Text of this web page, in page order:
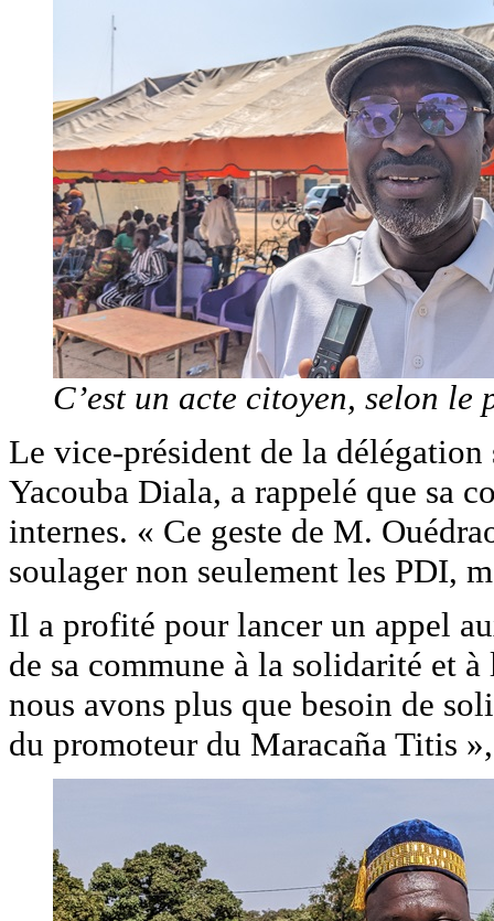
C’est un acte citoyen, selon le
Le vice-président de la
Yacouba Diala, a rappelé que sa
internes. « Ce geste de M.
soulager non seulement les PDI,
Il a profité pour lancer un appel
de sa commune à la solidarité et
nous avons plus que besoin de
du promoteur du Maracaña Titis